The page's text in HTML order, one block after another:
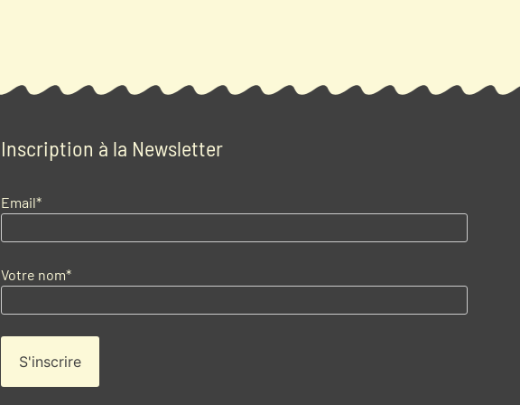
Inscription à la Newsletter
Email*
Votre nom*